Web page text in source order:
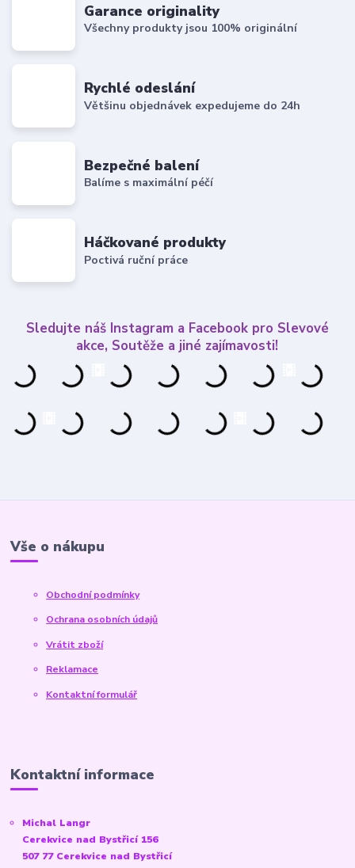
Garance originality
Všechny produkty jsou 100% originální
Rychlé odeslání
Většinu objednávek expedujeme do 24h
Bezpečné balení
Balíme s maximální péčí
Háčkované produkty
Poctivá ruční práce
Sledujte náš Instagram a Facebook pro Slevové
akce, Soutěže a jiné zajímavosti!
Vše o nákupu
Obchodní podmínky
Ochrana osobních údajů
Vrátit zboží
Reklamace
Kontaktní formulář
Kontaktní informace
Michal Langr
Cerekvice nad Bystřicí 156
507 77 Cerekvice nad Bystřicí